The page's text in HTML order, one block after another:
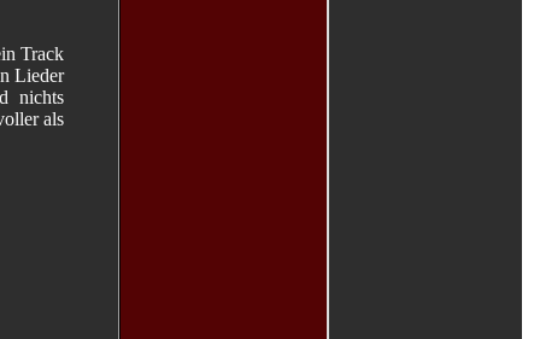
Track
Lieder
nichts
als